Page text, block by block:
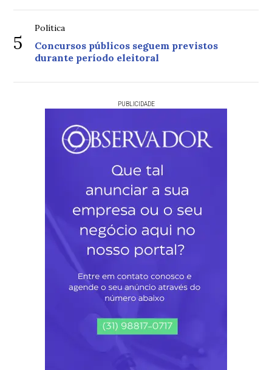
5
Política
Concursos públicos seguem previstos
durante período eleitoral
PUBLICIDADE